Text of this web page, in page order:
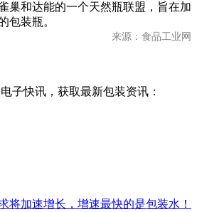
巢和达能的一个天然瓶联盟，旨在加
包装瓶。
来源：食品工业网
子快讯，获取最新包装资讯：
将加速增长，增速最快的是包装水！